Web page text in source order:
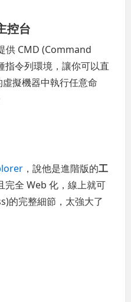
控台
供 CMD (Command
令列環境，讓你可以直
擬機器中執行任意命
，說他是進階版的工
完全 Web 化，線上就可
的完整細節，太強大了